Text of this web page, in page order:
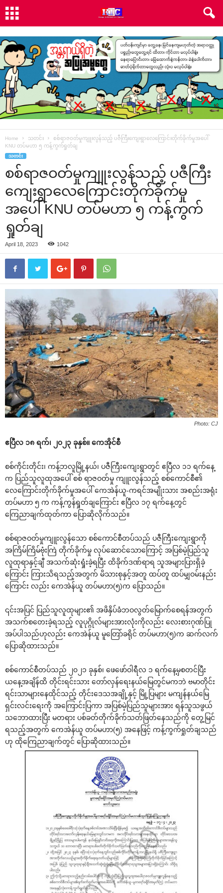
Home သတင်း
စစ်ရာဇဝတ်မှုကျူးလွန်သည့် ပဇီကြီးကျေးရွာလေကြောင်းတိုက်ခိုက်မှုအပေါ်
KNU တပ်မဟာ ၅ ကန့်ကွက်ရှုတ်ချ
သတင်း
စစ်ရာဇဝတ်မှုကျူးလွန်သည့် ပဇီကြီး
ကျေးရွာလေကြောင်းတိုက်ခိုက်မှု
အပေါ် KNU တပ်မဟာ ၅ ကန့်ကွက်
ရှုတ်ချ
April 18, 2023 1042
Photo: CJ
ဧပြီလ ၁၈ ရက်၊ ၂၀၂၃ ခုနှစ်။ ကေအိုင်စီ
စစ်ကိုင်းတိုင်း၊ ကန့်ဘလူမြို့နယ်၊ ပဇီကြီးကျေးရွာတွင် ဧပြီလ ၁၁ ရက်နေ့
က ပြည်သူလူထုအပေါ် စစ် ရာဇဝတ်မှု ကျူးလွန်သည့် စစ်ကောင်စီ၏
လေကြောင်းတိုက်ခိုက်မှုအပေါ် ကေအဲန်ယူ-ကရင်အမျိုးသား အစည်းအရုံး
တပ်မဟာ ၅ က ကန့်ကွန်ရှုတ်ချကြောင်း ဧပြီလ ၁၇ ရက်နေ့တွင်
ကြေညာချက်ထုတ်ကာ ပြောဆိုလိုက်သည်။
စစ်ရာဇဝတ်မှုကျူးလွန်သော စစ်ကောင်စီတပ်သည် ပဇီကြီးကျေးရွာကို
အကြိမ်ကြိမ်ဗုံးကြဲ တိုက်ခိုက်မှု လုပ်ဆောင်သောကြောင့် အပြစ်မဲ့ပြည်သူ
လူထုရာနှင့်ချီ အသက်ဆုံးရှုံးခဲ့ရပြီး ထိခိုက်ဒဏ်ရာရ သူအများပြားရှိခဲ့
ကြောင်း ကြားသိရသည့်အတွက် မိသားစုနှင့်အတူ ထပ်တူ ထပ်မျှဝမ်းနည်း
ကြောင်း လည်း ကေအဲန်ယူ တပ်မဟာ(၅)က ပြောသည်။
၎င်းအပြင် ပြည်သူလူထုများ၏ အဖိနှိပ်ခံဘဝလွတ်မြောက်စေရန်အတွက်
အသက်စတေးခဲ့ရသည့် လူပုဂ္ဂိုလ်များအားလုံးကိုလည်း လေးစားဂုဏ်ပြု
အပ်ပါသည်ဟုလည်း ကေအဲန်ယူ မူတြော်ခရိုင် တပ်မဟာ(၅)က ဆက်လက်
ပြောဆိုထားသည်။
စစ်ကောင်စီတပ်သည် ၂၀၂၁ ခုနှစ်၊ ဖေဖော်ဝါရီလ ၁ ရက်နေ့မှစတင်ပြီး
ယနေ့အချိန်ထိ တိုင်းရင်းသား တော်လှန်ရေးနယ်မြေတွင်မကဘဲ ဗမာတိုင်း
ရင်းသာများနေထိုင်သည့် တိုင်းဒေသအချို့နှင့် မြို့ပြများ မကျန်နယ်မြေ
ရှင်းလင်းရေးကို အကြောင်းပြကာ အပြစ်မဲ့ပြည်သူများအား ရန်သူသဖွယ်
သဘောထားပြီး မတရား ပစ်ခတ်တိုက်ခိုက်သတ်ဖြတ်နေသည်ကို တွေ့မြင်
ရသည့်အတွက် ကေအဲန်ယူ တပ်မဟာ(၅) အနေဖြင့် ကန့်ကွက်ရှုတ်ချသည်
ဟု ထိုကြေညာချက်တွင် ပြောဆိုထားသည်။